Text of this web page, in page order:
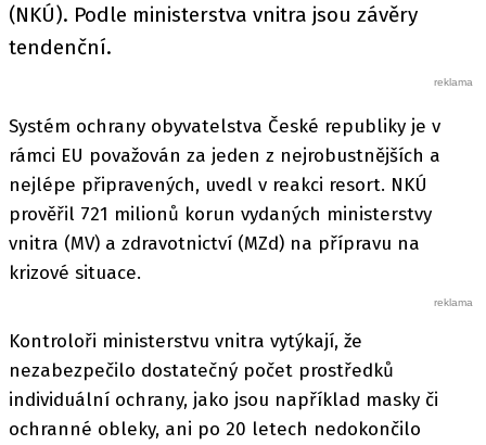
(NKÚ). Podle ministerstva vnitra jsou závěry
tendenční.
Systém ochrany obyvatelstva České republiky je v
rámci EU považován za jeden z nejrobustnějších a
nejlépe připravených, uvedl v reakci resort. NKÚ
prověřil 721 milionů korun vydaných ministerstvy
vnitra (MV) a zdravotnictví (MZd) na přípravu na
krizové situace.
Kontroloři ministerstvu vnitra vytýkají, že
nezabezpečilo dostatečný počet prostředků
individuální ochrany, jako jsou například masky či
ochranné obleky, ani po 20 letech nedokončilo